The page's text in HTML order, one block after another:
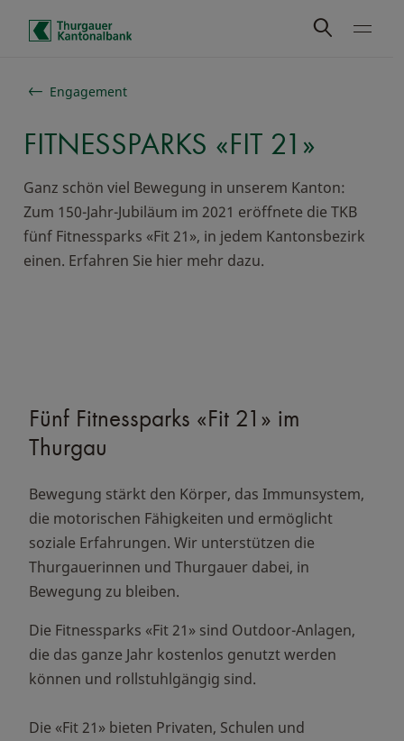
Schnelle Navigation
Engagement
FITNESSPARKS «FIT 21»
Ganz schön viel Bewegung in unserem Kanton:
Zum 150-Jahr-Jubiläum im 2021 eröffnete die TKB
fünf Fitnessparks «Fit 21», in jedem Kantonsbezirk
einen. Erfahren Sie hier mehr dazu.
Fünf Fitnessparks «Fit 21» im
Thurgau
Bewegung stärkt den Körper, das Immunsystem,
die motorischen Fähigkeiten und ermöglicht
soziale Erfahrungen. Wir unterstützen die
Thurgauerinnen und Thurgauer dabei, in
Bewegung zu bleiben.
Die Fitnessparks «Fit 21» sind Outdoor-Anlagen,
die das ganze Jahr kostenlos genutzt werden
können und rollstuhlgängig sind.
Die «Fit 21» bieten Privaten, Schulen und